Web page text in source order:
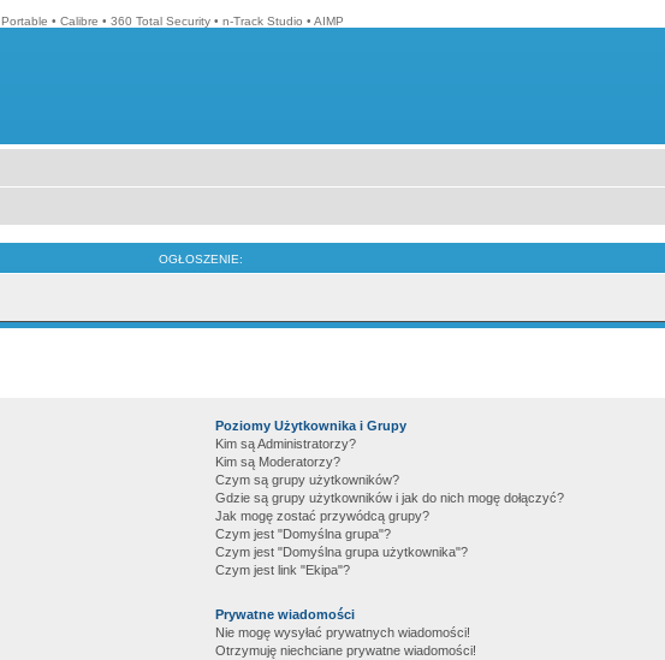
• Calibre • 360 Total Security • n-Track Studio • AIMP
OGŁOSZENIE:
Poziomy Użytkownika i Grupy
Kim są Administratorzy?
Kim są Moderatorzy?
Czym są grupy użytkowników?
Gdzie są grupy użytkowników i jak do nich mogę dołączyć?
Jak mogę zostać przywódcą grupy?
Czym jest "Domyślna grupa"?
Czym jest "Domyślna grupa użytkownika"?
Czym jest link "Ekipa"?
Prywatne wiadomości
Nie mogę wysyłać prywatnych wiadomości!
Otrzymuję niechciane prywatne wiadomości!